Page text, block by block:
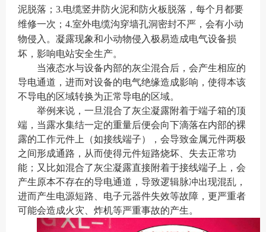
泥脱落；3.电缆竖井防火泥和防火板脱落，每个月都要
维修一次；4.室外电缆沟穿墙孔洞密封不严，会有小动
物侵入。凝露现象和小动物侵入极易造成电气设备损
坏，影响电站安全生产。
当液态水与设备内部的灰尘混合后，会产生相应的
导电通道，进而对设备的电气绝缘造成影响，使得本该
不导电的区域转换为正常导电的区域。
举例来说，一旦混合了灰尘凝露附着于端子箱的顶
端，当露水集结一定的重量后便会向下滴落在内部的裸
露的工作元件上（如接线端子），会导致金属元件两极
之间形成通路，从而使得元件短路烧坏、失去正常功
能；又比如混合了灰尘凝露直接附着于接线端子上，会
产生原本不存在的导电通道，导致逻辑脉冲出现混乱，
进而产生电源短路、电子元器件失效等故障，更严重者
可能会造成火灾、炸机等严重事故的产生。